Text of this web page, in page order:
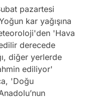
pazartesi
kar yağışına
'Hava
derecede
diğer yerlerde
ediliyor'
'Doğu